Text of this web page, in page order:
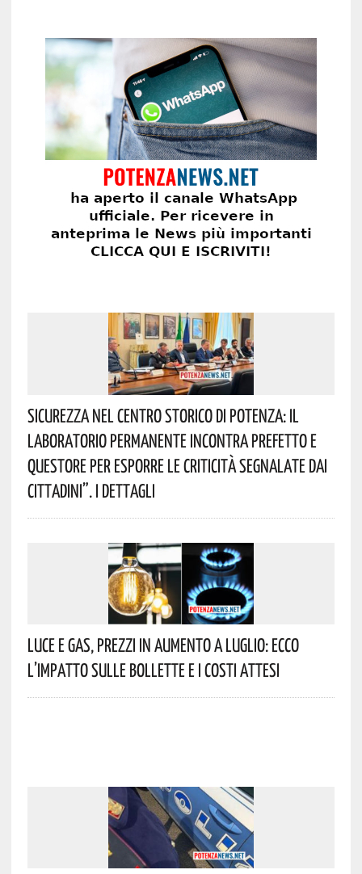
Sicurezza Nel Centro Storico Di Potenza: Il
Laboratorio Permanente Incontra Prefetto E
Questore Per Esporre Le Criticità Segnalate Dai
Cittadini”. I Dettagli
Luce E Gas, Prezzi In Aumento A Luglio: Ecco
L’impatto Sulle Bollette E I Costi Attesi